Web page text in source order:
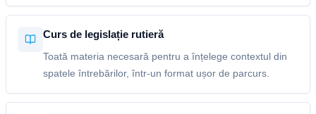
Curs de legislație rutieră
Toată materia necesară pentru a înțelege contextul din
spatele întrebărilor, într-un format ușor de parcurs.